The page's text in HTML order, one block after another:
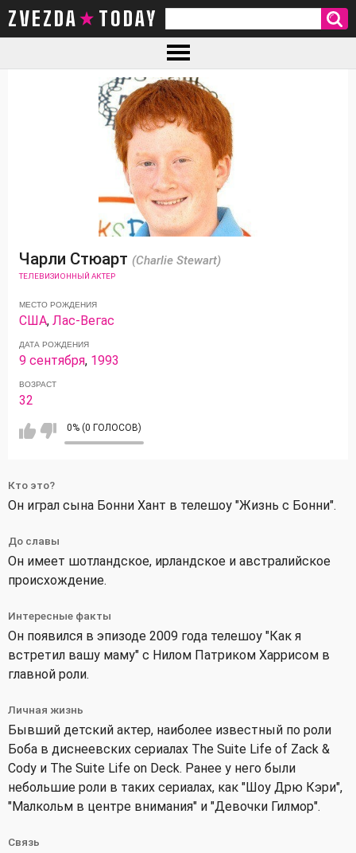
ZVEZDA TODAY
Чарли Стюарт (Charlie Stewart)
ТЕЛЕВИЗИОННЫЙ АКТЕР
МЕСТО РОЖДЕНИЯ
США,Лас-Вегас
ДАТА РОЖДЕНИЯ
9 сентября, 1993
ВОЗРАСТ
32
0% (0 ГОЛОСОВ)
Кто это?
Он играл сына Бонни Хант в телешоу "Жизнь с Бонни".
До славы
Он имеет шотландское, ирландское и австралийское
происхождение.
Интересные факты
Он появился в эпизоде 2009 года телешоу "Как я
встретил вашу маму" с Нилом Патриком Харрисом в
главной роли.
Личная жизнь
Бывший детский актер, наиболее известный по роли
Боба в диснеевских сериалах The Suite Life of Zack &
Cody и The Suite Life on Deck. Ранее у него были
небольшие роли в таких сериалах, как "Шоу Дрю Кэри",
"Малкольм в центре внимания" и "Девочки Гилмор".
Связь